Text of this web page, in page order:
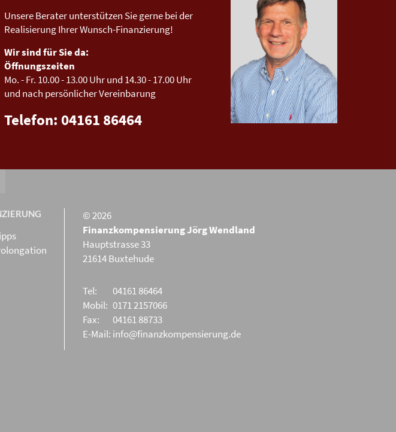
Unsere Berater unterstützen Sie gerne bei der
Realisierung Ihrer Wunsch-Finanzierung!
Wir sind für Sie da:
Öffnungszeiten
Mo. - Fr. 10.00 - 13.00 Uhr und 14.30 - 17.00 Uhr
und nach persönlicher Vereinbarung
Telefon: 04161 86464
© 2026
Finanzkompensierung Jörg Wendland
Hauptstrasse 33
21614 Buxtehude
Tel:
04161 86464
Mobil: 0171 2157066
Fax:
04161 88733
E-Mail: info@finanzkompensierung.de